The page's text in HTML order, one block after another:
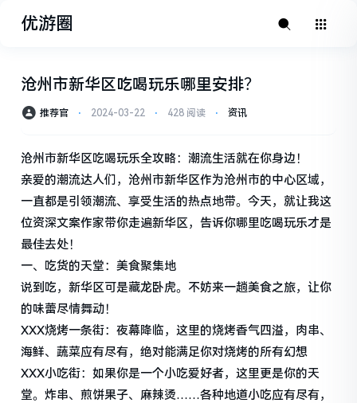
优游圈
沧州市新华区吃喝玩乐哪里安排？
推荐官 ⋅ 2024-03-22 ⋅ 428 阅读 ⋅ 资讯
沧州市新华区吃喝玩乐全攻略：潮流生活就在你身边！
亲爱的潮流达人们，沧州市新华区作为沧州市的中心区域，
一直都是引领潮流、享受生活的热点地带。今天，就让我这
位资深文案作家带你走遍新华区，告诉你哪里吃喝玩乐才是
最佳去处！
一、吃货的天堂：美食聚集地
说到吃，新华区可是藏龙卧虎。不妨来一趟美食之旅，让你
的味蕾尽情舞动！
XXX烧烤一条街：夜幕降临，这里的烧烤香气四溢，肉串、
海鲜、蔬菜应有尽有，绝对能满足你对烧烤的所有幻想
XXX小吃街：如果你是一个小吃爱好者，这里更是你的天
堂。炸串、煎饼果子、麻辣烫……各种地道小吃应有尽有，